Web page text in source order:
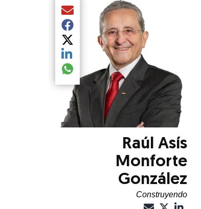
Compartir el artículo actual mediante
Compartir el artículo actual mediante
Compartir el artículo actual mediante
Compartir el artículo actual mediante
Compartir el artículo actual mediante
Raúl Asís
Monforte
González
Construyendo